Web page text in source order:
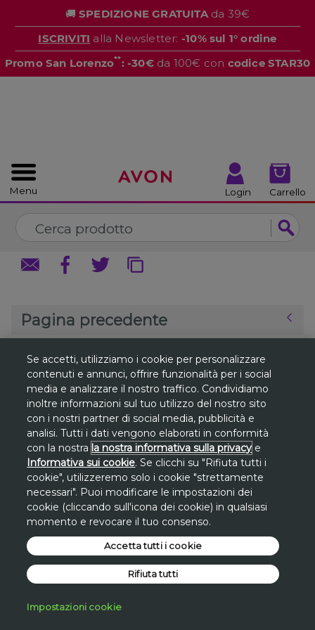
🚚 SPEDIZIONE GRATUITAda 39€
ISCRIVITI alla Newsletter: -10% sul 1° ordine
Promo San Lorenzo**: -30€da 100€ con codice STAR30
Menu Login Carrello
Pagina precedente
Gli sconti sono riferiti alprezzo più basso
degli ultimi 30 giornisu www.avon.it, se
non diversamente indicato.
**PromozionePromo San Lorenzo valida
solo dal 7 al 10 agostosul sito avon.it.
Losconto di 30€ si applica, a fronte di una
spesa minima di 100€, inserendo a carrello
ilcodice STAR30
*Promo San Lorenzo applicata
direttamente sul valore dell'intero carrello a
fronte di una spesa minima.
CHIUDI CHIUDI
Se accetti, utilizziamo i cookie per personalizzare
contenuti e annunci, offrire funzionalità per i social
media e analizzare il nostro traffico. Condividiamo
inoltre informazioni sul tuo utilizzo del nostro sito
con i nostri partner di social media, pubblicità e
analisi. Tutti i dati vengono elaborati in conformità
con la nostra la nostra informativa sulla privacy e
Informativa sui cookie. Se clicchi su "Rifiuta tutti i
cookie", utilizzeremo solo i cookie "strettamente
necessari". Puoi modificare le impostazioni dei
cookie (cliccando sull'icona dei cookie) in qualsiasi
momento e revocare il tuo consenso.
Impostazioni cookie
Rifiuta tutti
Accetta tutti i cookie